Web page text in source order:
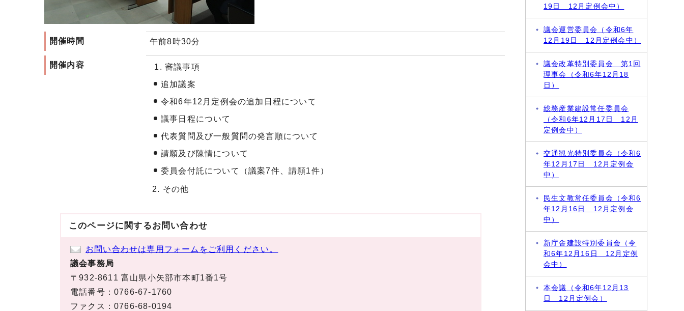
開催時間 午前8時30分
開催内容
審議事項
追加議案
令和6年12月定例会の追加日程について
議事日程について
代表質問及び一般質問の発言順について
請願及び陳情について
委員会付託について（議案7件、請願1件）
2. その他
このページに関するお問い合わせ
お問い合わせは専用フォームをご利用ください。
議会事務局
〒932-8611 富山県小矢部市本町1番1号
電話番号：0766-67-1760
ファクス：0766-68-0194
19日 12月定例会中）
議会運営委員会（令和6年
12月19日 12月定例会中）
議会改革特別委員会 第1回
理事会（令和6年12月18
日）
総務産業建設常任委員会
（令和6年12月17日 12月
定例会中）
交通観光特別委員会（令和6
年12月17日 12月定例会
中）
民生文教常任委員会（令和6
年12月16日 12月定例会
中）
新庁舎建設特別委員会（令
和6年12月16日 12月定例
会中）
本会議（令和6年12月13
日 12月定例会）